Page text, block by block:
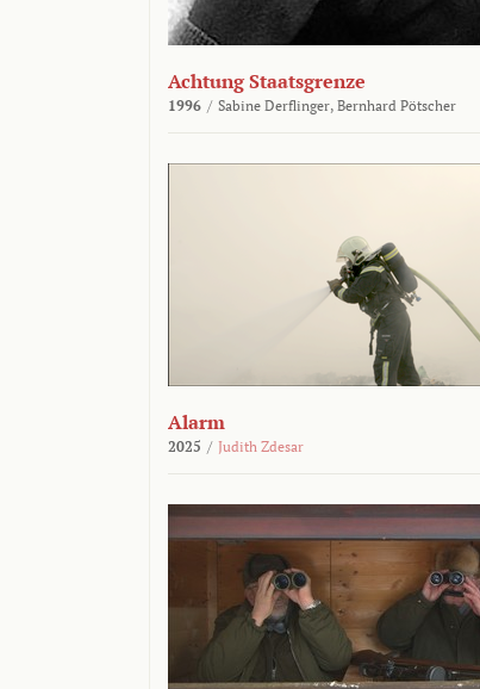
Achtung Staatsgrenze
1996 / Sabine Derflinger, Bernhard Pötscher
Alarm
2025 / Judith Zdesar